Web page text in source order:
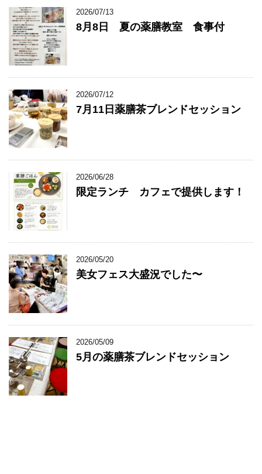
2026/07/13
8月8日 夏の薬膳教室 食事付
2026/07/12
7月11日薬膳茶ブレンドセッション
2026/06/28
限定ランチ カフェで提供します！
2026/05/20
美女フェス大盛況でした〜
2026/05/09
5月の薬膳茶ブレンドセッション